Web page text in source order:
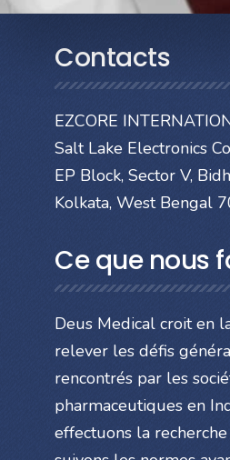
Contacts
EZCORE
Salt Lake Electronics
EP Block, Sector V,
Kolkata, West Bengal
Ce que nous
Deus Medical croit en
relever les défis
rencontrés par les
pharmaceutiques en
effectuons la